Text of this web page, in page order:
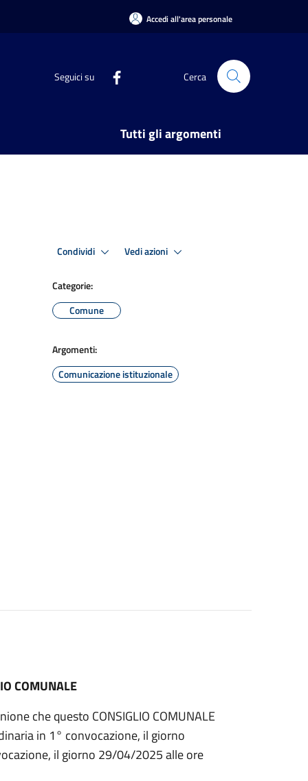
Accedi all'area personale
Seguici su Cerca
Tutti gli argomenti
Condividi Vedi azioni
Categorie:
Comune
Argomenti:
Comunicazione istituzionale
COMUNALE
che questo CONSIGLIO COMUNALE
in 1° convocazione, il giorno
il giorno 29/04/2025 alle ore